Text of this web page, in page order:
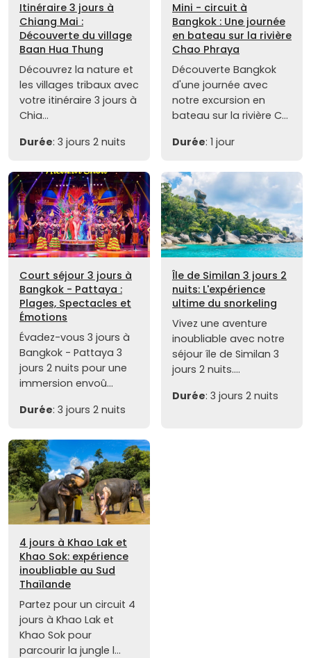
Itinéraire 3 jours à
Chiang Mai :
Découverte du village
Baan Hua Thung
Découvrez la nature et
les villages tribaux avec
votre itinéraire 3 jours à
Chia...
Durée: 3 jours 2 nuits
Mini - circuit à
Bangkok : Une journée
en bateau sur la rivière
Chao Phraya
Découverte Bangkok
d'une journée avec
notre excursion en
bateau sur la rivière C...
Durée: 1 jour
Court séjour 3 jours à
Bangkok - Pattaya :
Plages, Spectacles et
Émotions
Évadez-vous 3 jours à
Bangkok - Pattaya 3
jours 2 nuits pour une
immersion envoû...
Durée: 3 jours 2 nuits
Île de Similan 3 jours 2
nuits: L'expérience
ultime du snorkeling
Vivez une aventure
inoubliable avec notre
séjour île de Similan 3
jours 2 nuits....
Durée: 3 jours 2 nuits
4 jours à Khao Lak et
Khao Sok: expérience
inoubliable au Sud
Thaïlande
Partez pour un circuit 4
jours à Khao Lak et
Khao Sok pour
parcourir la jungle l...